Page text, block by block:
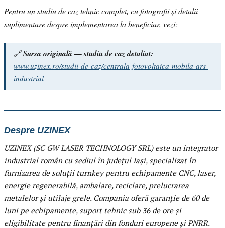
Pentru un studiu de caz tehnic complet, cu fotografii și detalii
suplimentare despre implementarea la beneficiar, vezi:
🔗Sursa originală — studiu de caz detaliat:
www.uzinex.ro/studii-de-caz/centrala-fotovoltaica-mobila-ars-
industrial
Despre UZINEX
UZINEX (SC GW LASER TECHNOLOGY SRL) este un integrator
industrial român cu sediul în județul Iași, specializat în
furnizarea de soluții turnkey pentru echipamente CNC, laser,
energie regenerabilă, ambalare, reciclare, prelucrarea
metalelor și utilaje grele. Compania oferă garanție de 60 de
luni pe echipamente, suport tehnic sub 36 de ore și
eligibilitate pentru finanțări din fonduri europene și PNRR.